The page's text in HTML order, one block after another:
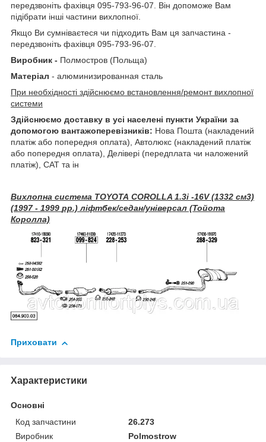
передзвоніть фахівця 095-793-96-07. Він допоможе Вам
підібрати інші частини вихлопної.
Якщо Ви сумніваєтеся чи підходить Вам ця запчастина -
передзвоніть фахівця 095-793-96-07.
Виробник - Полмостров (Польща)
Матеріал - алюминизированная сталь
При необхідності здійснюємо встановлення/ремонт вихлопної
системи
Здійснюємо доставку в усі населені пункти України за
допомогою вантажоперевізників: Нова Пошта (накладений
платіж або попередня оплата), Автолюкс (накладений платіж
або попередня оплата), Делівері (передплата чи наложений
платіж), САТ та ін
Вихлопна система TOYOTA COROLLA 1.3i -16V (1332 см3)
(1997- 1999 рр.) ліфтбек/седан/універсал (Тойота
Королла)
Приховати
Характеристики
Основні
Код запчастини
26.273
Виробник
Polmostrow